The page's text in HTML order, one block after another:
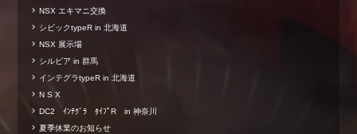
NSX エキマニ交換
シビックtypeR in 北海道
NSX 展示場
シルビア in 群馬
インテグラtypeR in 北海道
N S X
DC2 ｲﾝﾃｸﾞﾗ ﾀｲﾌﾟR in 神奈川
夏季休業のお知らせ